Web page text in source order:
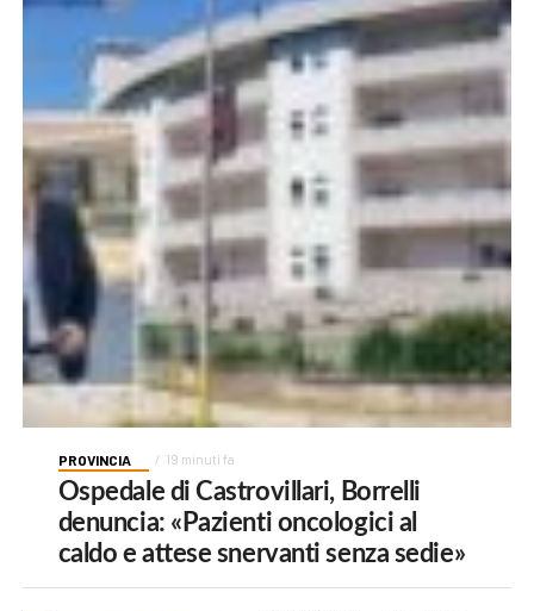
PROVINCIA 19 minuti fa
Ospedale di Castrovillari, Borrelli
denuncia: «Pazienti oncologici al
caldo e attese snervanti senza sedie»